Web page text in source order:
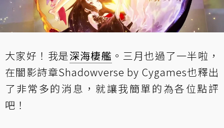
大家好！我是深海棲艦 。三月也過了一半啦，
在闇影詩章Shadowverse by Cygames也釋出
了非常多的消息，就讓我簡單的為各位點評
吧！